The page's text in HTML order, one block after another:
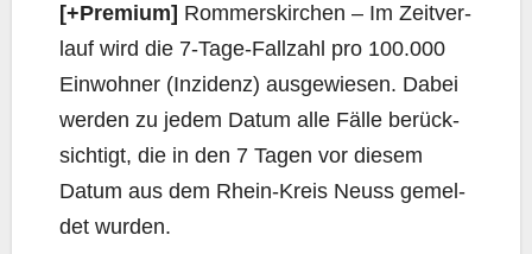
[+Pre­mi­um] Rom­mers­kir­chen – Im Zeit­ver­
lauf wird die 7‑Ta­ge-Fall­zahl pro 100.000
Ein­woh­ner (Inzi­denz) aus­ge­wie­sen. Dabei
wer­den zu jedem Datum alle Fäl­le berück­
sich­tigt, die in den 7 Tagen vor die­sem
Datum aus dem Rhein-Kreis Neuss gemel­
det wurden.